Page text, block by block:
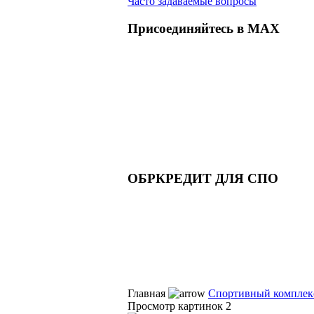
Присоединяйтесь в MAX
ОБРКРЕДИТ ДЛЯ СПО
Главная
Спортивный
Просмотр картинок 2